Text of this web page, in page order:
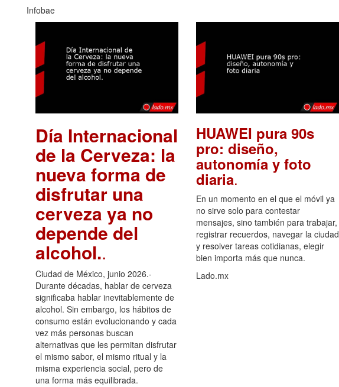
Infobae
Día Internacional
de la Cerveza: la
nueva forma de
disfrutar una
cerveza ya no
depende del
alcohol..
Ciudad de México, junio 2026.-
Durante décadas, hablar de cerveza
significaba hablar inevitablemente de
alcohol. Sin embargo, los hábitos de
consumo están evolucionando y cada
vez más personas buscan
alternativas que les permitan disfrutar
el mismo sabor, el mismo ritual y la
misma experiencia social, pero de
una forma más equilibrada.
HUAWEI pura 90s
pro: diseño,
autonomía y foto
diaria.
En un momento en el que el móvil ya
no sirve solo para contestar
mensajes, sino también para trabajar,
registrar recuerdos, navegar la ciudad
y resolver tareas cotidianas, elegir
bien importa más que nunca.
Lado.mx